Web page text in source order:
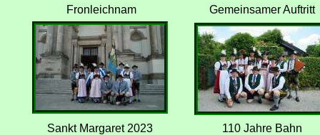
Fronleichnam Gemeinsamer Auftritt
Sankt Margaret 2023 110 Jahre Bahn